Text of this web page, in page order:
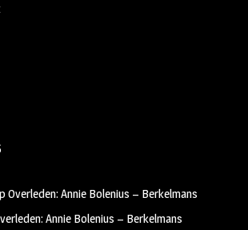
Overleden: Annie Bolenius – Berkelmans
Annie Bolenius – Berkelmans